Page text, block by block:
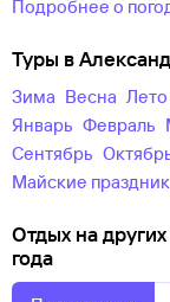
Подробнее о
Туры в
зима весна лето
Январь
Февраль
Сентябрь
майские
Отдых на
года